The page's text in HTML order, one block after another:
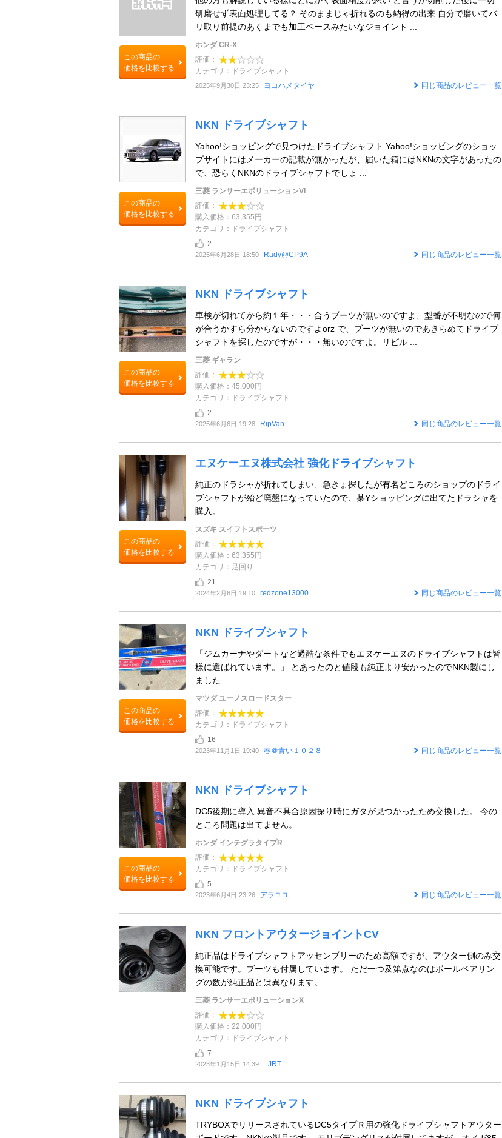
この商品の
価格を比較する
研磨せず表面処理してる？ そのままじゃ折れるのも納得の出来 自分で磨いてバ
リ取り前提のあくまでも加工ベースみたいなジョイント ...
ホンダ CR-X
評価：
カテゴリ：ドライブシャフト
2025年9月30日 23:25 ヨコハメタイヤ 同じ商品のレビュー一覧
この商品の
価格を比較する
NKN ドライブシャフト
Yahoo!ショッピングで見つけたドライブシャフト Yahoo!ショッピングのショッ
プサイトにはメーカーの記載が無かったが、届いた箱にはNKNの文字があったの
で、恐らくNKNのドライブシャフトでしょ ...
三菱 ランサーエボリューションVI
評価：
購入価格：63,355円
カテゴリ：ドライブシャフト
2
2025年6月28日 18:50 Rady@CP9A 同じ商品のレビュー一覧
この商品の
価格を比較する
NKN ドライブシャフト
車検が切れてから約１年・・・合うブーツが無いのですよ、型番が不明なので何
が合うかすら分からないのですよorz で、ブーツが無いのであきらめてドライブ
シャフトを探したのですが・・・無いのですよ。リビル ...
三菱 ギャラン
評価：
購入価格：45,000円
カテゴリ：ドライブシャフト
2
2025年6月6日 19:28 RipVan 同じ商品のレビュー一覧
この商品の
価格を比較する
エヌケーエヌ株式会社 強化ドライブシャフト
純正のドラシャが折れてしまい、急きょ探したが有名どころのショップのドライ
ブシャフトが殆ど廃盤になっていたので、某Yショッピングに出てたドラシャを
購入。
スズキ スイフトスポーツ
評価：
購入価格：63,355円
カテゴリ：足回り
21
2024年2月6日 19:10 redzone13000 同じ商品のレビュー一覧
この商品の
価格を比較する
NKN ドライブシャフト
「ジムカーナやダートなど過酷な条件でもエヌケーエヌのドライブシャフトは皆
様に選ばれています。」 とあったのと値段も純正より安かったのでNKN製にし
ました
マツダ ユーノスロードスター
評価：
カテゴリ：ドライブシャフト
16
2023年11月1日 19:40 春＠青い１０２８ 同じ商品のレビュー一覧
この商品の
価格を比較する
NKN ドライブシャフト
DC5後期に導入 異音不具合原因探り時にガタが見つかったため交換した。 今の
ところ問題は出てません。
ホンダ インテグラタイプR
評価：
カテゴリ：ドライブシャフト
5
2023年6月4日 23:26 アラユユ 同じ商品のレビュー一覧
NKN フロントアウタージョイントCV
純正品はドライブシャフトアッセンブリーのため高額ですが、アウター側のみ交
換可能です。ブーツも付属しています。 ただ一つ及第点なのはボールベアリン
グの数が純正品とは異なります。
三菱 ランサーエボリューションX
評価：
購入価格：22,000円
カテゴリ：ドライブシャフト
7
2023年1月15日 14:39 _JRT_
NKN ドライブシャフト
TRYBOXでリリースされているDC5タイプＲ用の強化ドライブシャフトアウター